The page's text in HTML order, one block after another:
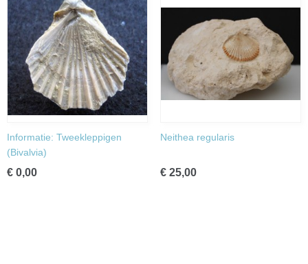
Informatie: Tweekleppigen
(Bivalvia)
€ 0,00
Neithea regularis
€ 25,00